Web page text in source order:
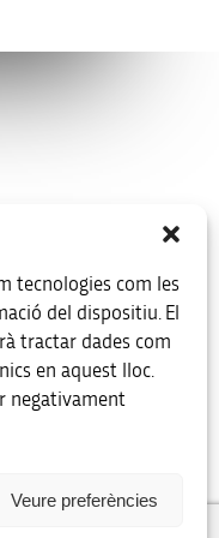
tecnologies com les
del dispositiu. El
tractar dades com
en aquest lloc.
negativament
Veure preferències